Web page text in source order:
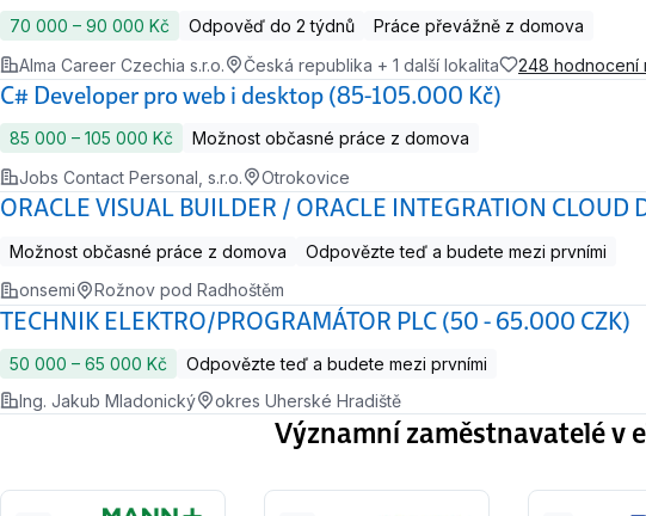
70 000 ‍–‍ 90 000 Kč Odpověď do 2 týdnů
Práce převážně z domova
Alma Career Czechia s.r.o.
Česká republika + 1 další lokalita 248 hodnocení
C# Developer pro web i desktop (85-105.000 Kč)
85 000 ‍–‍ 105 000 Kč
Možnost občasné práce z domova
Jobs Contact Personal, s.r.o.
Otrokovice
ORACLE VISUAL BUILDER / ORACLE INTEGRATION CLOUD
Možnost občasné práce z domova
Odpovězte teď a budete mezi prvními
onsemi
Rožnov pod Radhoštěm
TECHNIK ELEKTRO/PROGRAMÁTOR PLC (50 - 65.000 CZK)
50 000 ‍–‍ 65 000 Kč
Odpovězte teď a budete mezi prvními
Ing. Jakub Mladonický
okres Uherské Hradiště
Významní zaměstnavatelé v